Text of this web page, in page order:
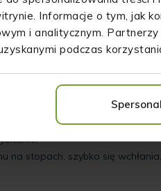
Informacje o tym, jak
i analitycznym.
podczas
zalet. Odpowiednia
serum do stóp z CBD o
dla Ciebie?
nawet, gdy na stopach
na stopach, szybko się wchłania,